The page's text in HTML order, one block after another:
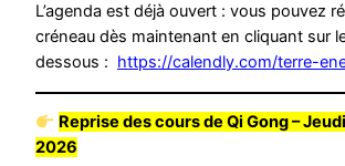
L’agenda est déjà ouvert : vous pouvez
créneau dès maintenant en cliquant sur
dessous : https://calendly.com/terre-
Reprise des cours de Qi Gong –
2026